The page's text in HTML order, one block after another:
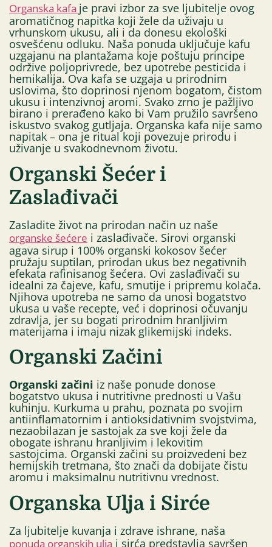
Organska kafa je pravi izbor za sve ljubitelje ovog
aromatičnog napitka koji žele da uživaju u
vrhunskom ukusu, ali i da donesu ekološki
osvešćenu odluku. Naša ponuda uključuje kafu
uzgajanu na plantažama koje poštuju principe
održive poljoprivrede, bez upotrebe pesticida i
hemikalija. Ova kafa se uzgaja u prirodnim
uslovima, što doprinosi njenom bogatom, čistom
ukusu i intenzivnoj aromi. Svako zrno je pažljivo
birano i prerađeno kako bi Vam pružilo savršeno
iskustvo svakog gutljaja. Organska kafa nije samo
napitak – ona je ritual koji povezuje prirodu i
uživanje u svakodnevnom životu.
Organski Šećer i
Zaslađivači
Zasladite život na prirodan način uz naše
organske šećere i zaslađivače. Sirovi organski
agava sirup i 100% organski kokosov šećer
pružaju suptilan, prirodan ukus bez negativnih
efekata rafinisanog šećera. Ovi zaslađivači su
idealni za čajeve, kafu, smutije i pripremu kolača.
Njihova upotreba ne samo da unosi bogatstvo
ukusa u vaše recepte, već i doprinosi očuvanju
zdravlja, jer su bogati prirodnim hranljivim
materijama i imaju nizak glikemijski indeks.
Organski Začini
Organski začini iz naše ponude donose
bogatstvo ukusa i nutritivne prednosti u Vašu
kuhinju. Kurkuma u prahu, poznata po svojim
antiinflamatornim i antioksidativnim svojstvima,
nezaobilazan je sastojak za sve koji žele da
obogate ishranu hranljivim i lekovitim
sastojcima. Organski začini su proizvedeni bez
hemijskih tretmana, što znači da dobijate čistu
aromu i maksimalnu nutritivnu vrednost.
Organska Ulja i Sirće
Za ljubitelje kuvanja i zdrave ishrane, naša
ponuda organskih ulja i sirća predstavlja savršen